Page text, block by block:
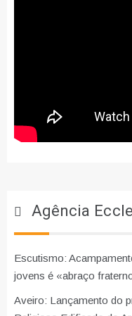
Agência
Escutismo:
jovens é «abraço
Aveiro: Lançamento do